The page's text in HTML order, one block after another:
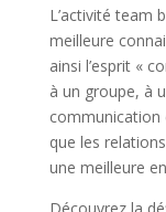
L’activité team
meilleure
ainsi l’esprit «
à un groupe, à
communication
que les
une meilleure